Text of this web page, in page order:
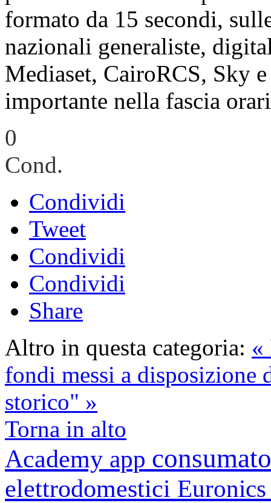
formato da 15 secondi,
nazionali generaliste,
Mediaset, CairoRCS, Sky
importante nella fascia
0
Cond.
Condividi
Tweet
Condividi
Condividi
Share
Altro in questa categoria: «
fondi messi a disposizione
storico" »
Torna in alto
Academy app
elettrodomestici